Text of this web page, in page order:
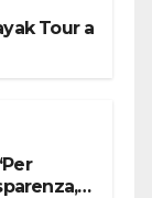
Tour a